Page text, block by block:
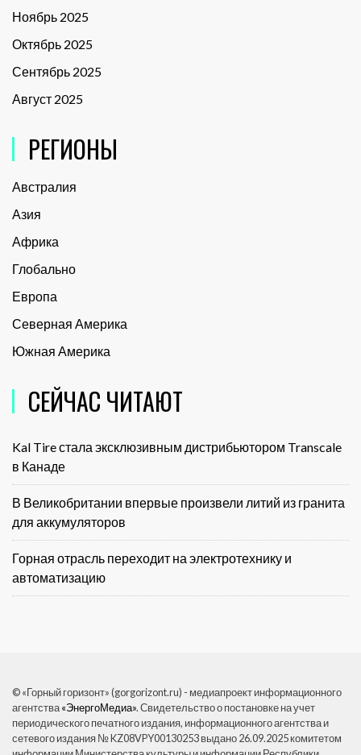
Ноябрь 2025
Октябрь 2025
Сентябрь 2025
Август 2025
РЕГИОНЫ
Австралия
Азия
Африка
Глобально
Европа
Северная Америка
Южная Америка
СЕЙЧАС ЧИТАЮТ
Kal Tire стала эксклюзивным дистрибьютором Transcale
в Канаде
В Великобритании впервые произвели литий из гранита
для аккумуляторов
Горная отрасль переходит на электротехнику и
автоматизацию
© «Горный горизонт» (gorgorizont.ru) - медиапроект информационного
агентства«ЭнергоМедиа». Свидетельство о постановке на учет
периодического печатного издания, информационного агентства и
сетевого издания № KZ08VPY00130253 выдано 26.09.2025 комитетом